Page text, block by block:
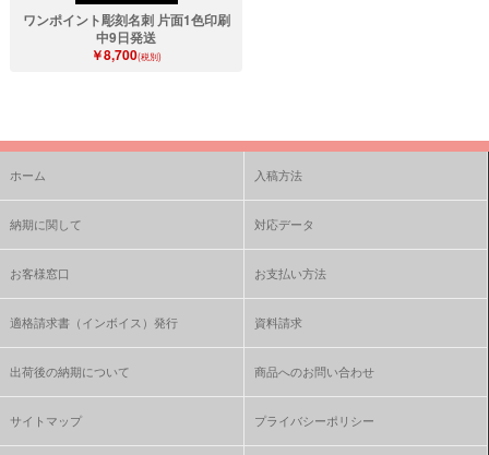
ワンポイント彫刻名刺 片面1色印刷
中9日発送
￥8,700(税別)
ホーム 入稿方法
納期に関して 対応データ
お客様窓口 お支払い方法
適格請求書（インボイス）発行 資料請求
出荷後の納期について 商品へのお問い合わせ
サイトマップ プライバシーポリシー